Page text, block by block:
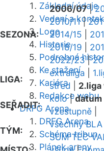
Základní údaje
Vedení a
Logo
Historie
Podrobná
Ke stažení
Kariéra
Redakce webu
DRFG Arena
DRFG Arena
Schéma tribun
Plánek areny
SEZONA:
2006/07|
2010/11|
2014/15
2018/19
2022/23|
LIGA:
extraliga
střed
2.liga
SEŘADIT:
kolo|datum
vzestupně
TÝM:
všechny BLA
SUM TEC